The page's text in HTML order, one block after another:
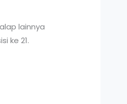
lainnya
ke 21.